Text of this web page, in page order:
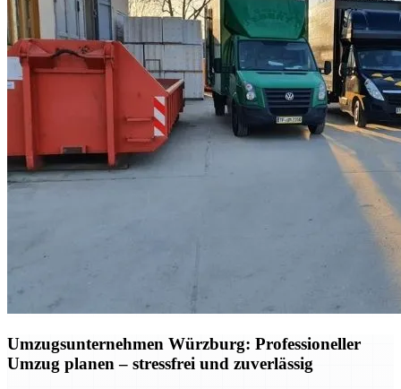
Umzugsunternehmen Würzburg: Professioneller
Umzug planen – stressfrei und zuverlässig